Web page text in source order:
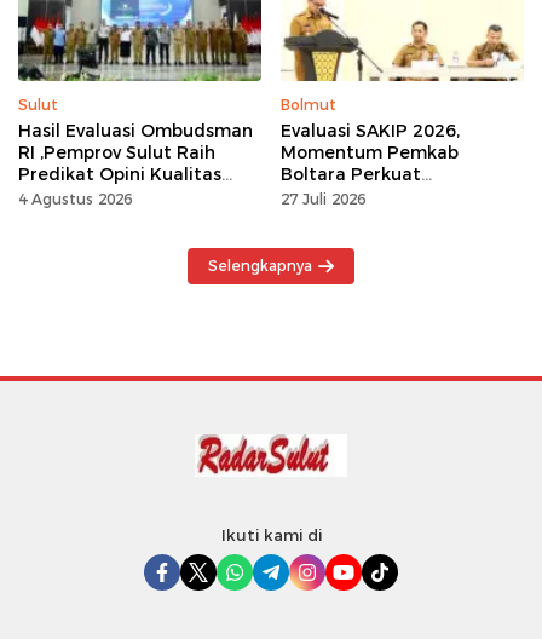
Sulut
Hasil Evaluasi Ombudsman
RI ,Pemprov Sulut Raih
Predikat Opini Kualitas
Tinggi Tanpa
4 Agustus 2026
Bolmut
Evaluasi SAKIP 2026,
Momentum Pemkab
Boltara Perkuat
Akuntabilitas dan Kinerja
27 Juli 2026
Selengkapnya
Ikuti kami di